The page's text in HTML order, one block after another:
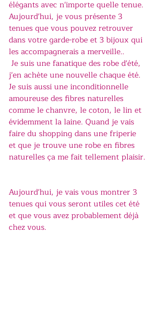
élégants avec n'importe quelle tenue.
Aujourd'hui, je vous présente 3
tenues que vous pouvez retrouver
dans votre garde-robe et 3 bijoux qui
les accompagnerais a merveille..
j'en achète une nouvelle chaque été.
Je suis aussi une inconditionnelle
amoureuse des fibres naturelles
comme le chanvre, le coton, le lin et
évidemment la laine. Quand je vais
faire du shopping dans une friperie
et que je trouve une robe en fibres
naturelles ça me fait tellement plaisir.
Aujourd'hui, je vais vous montrer 3
tenues qui vous seront utiles cet été
et que vous avez probablement déjà
chez vous.